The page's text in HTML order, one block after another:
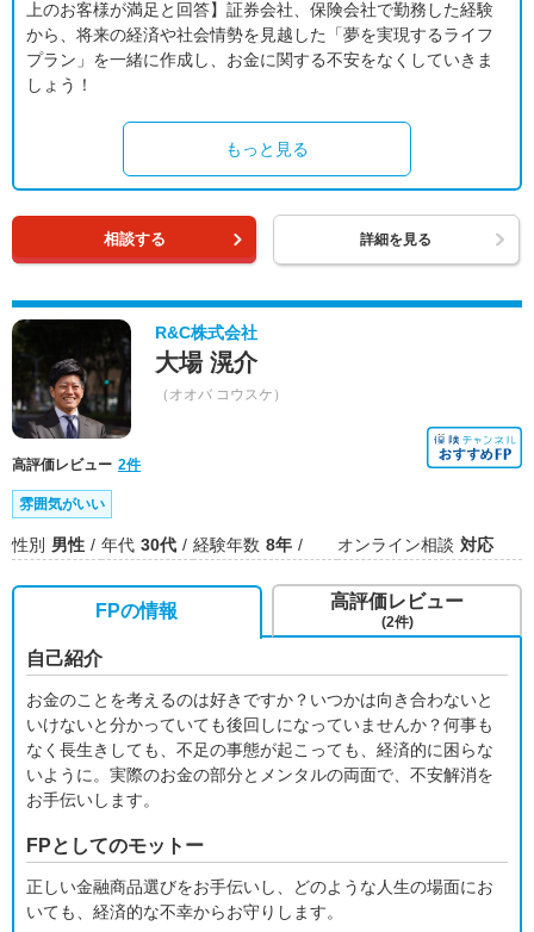
上のお客様が満足と回答】証券会社、保険会社で勤務した経験
から、将来の経済や社会情勢を見越した「夢を実現するライフ
プラン」を一緒に作成し、お金に関する不安をなくしていきま
しょう！
もっと見る
相談する 詳細を見る
R&C株式会社
大場 滉介
（オオバ コウスケ）
高評価レビュー 2件
雰囲気がいい
性別 男性 年代 30代 経験年数 8年 オンライン相談 対応
FPの情報
自己紹介
お金のことを考えるのは好きですか？いつかは向き合わないと
いけないと分かっていても後回しになっていませんか？何事も
なく長生きしても、不足の事態が起こっても、経済的に困らな
いように。実際のお金の部分とメンタルの両面で、不安解消を
お手伝いします。
FPとしてのモットー
正しい金融商品選びをお手伝いし、どのような人生の場面にお
いても、経済的な不幸からお守りします。
高評価レビュー
(2件)